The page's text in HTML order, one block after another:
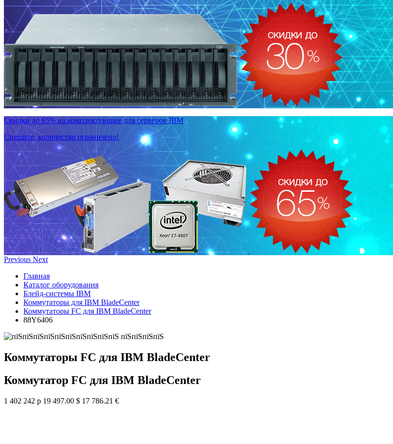
Скидки до 65% на комплектующие для серверов IBM
Спешите, количество ограничено!
Previous Next
Главная
Каталог оборудования
Блейд-системы IBM
Коммутаторы для IBM BladeCenter
Коммутаторы FC для IBM BladeCenter
88Y6406
Коммутаторы FC для IBM BladeCenter
Коммутатор FC для IBM BladeCenter
1 402 242 р 19 497.00 $ 17 786.21 €